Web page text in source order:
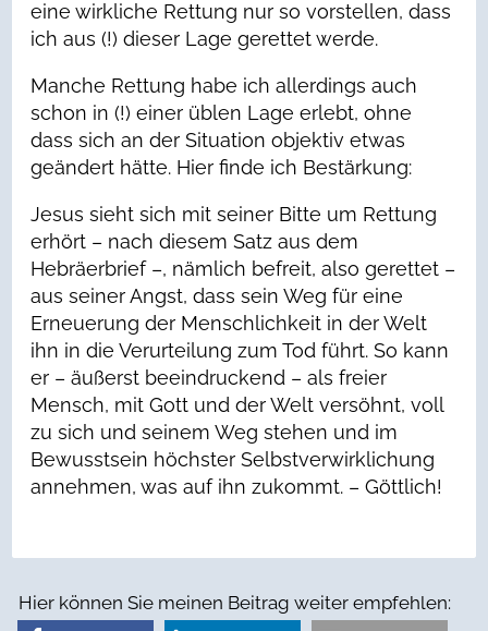
eine wirkliche Rettung nur so vorstellen, dass
ich aus (!) dieser Lage gerettet werde.
Manche Rettung habe ich allerdings auch
schon in (!) einer üblen Lage erlebt, ohne
dass sich an der Situation objektiv etwas
geändert hätte. Hier finde ich Bestärkung:
Jesus sieht sich mit seiner Bitte um Rettung
erhört – nach diesem Satz aus dem
Hebräerbrief –, nämlich befreit, also gerettet –
aus seiner Angst, dass sein Weg für eine
Erneuerung der Menschlichkeit in der Welt
ihn in die Verurteilung zum Tod führt. So kann
er – äußerst beeindruckend – als freier
Mensch, mit Gott und der Welt versöhnt, voll
zu sich und seinem Weg stehen und im
Bewusstsein höchster Selbstverwirklichung
annehmen, was auf ihn zukommt. – Göttlich!
Hier können Sie meinen Beitrag weiter empfehlen: